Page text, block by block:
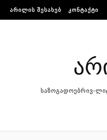
Skip to content
ᲐᲠᲘᲚᲘᲡ ᲨᲔᲡᲐᲮᲔᲑ ᲙᲝᲜᲢᲐᲥᲢᲘ
საზოგადოებრივ-